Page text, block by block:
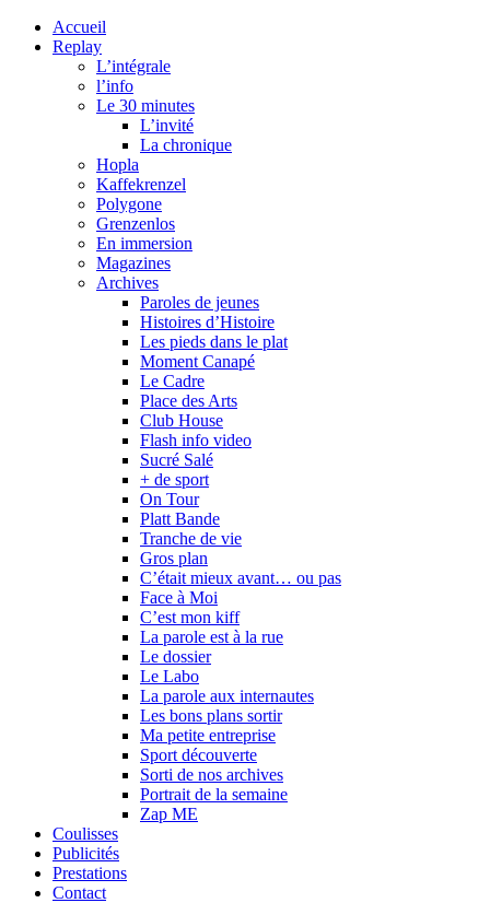
Accueil
Replay
L’intégrale
l’info
Le 30 minutes
L’invité
La chronique
Hopla
Kaffekrenzel
Polygone
Grenzenlos
En immersion
Magazines
Archives
Paroles de jeunes
Histoires d’Histoire
Les pieds dans le plat
Moment Canapé
Le Cadre
Place des Arts
Club House
Flash info video
Sucré Salé
+ de sport
On Tour
Platt Bande
Tranche de vie
Gros plan
C’était mieux avant… ou pas
Face à Moi
C’est mon kiff
La parole est à la rue
Le dossier
Le Labo
La parole aux internautes
Les bons plans sortir
Ma petite entreprise
Sport découverte
Sorti de nos archives
Portrait de la semaine
Zap ME
Coulisses
Publicités
Prestations
Contact